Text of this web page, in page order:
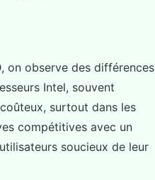
on observe des différences
Intel, souvent
surtout dans les
compétitives avec un
soucieux de leur